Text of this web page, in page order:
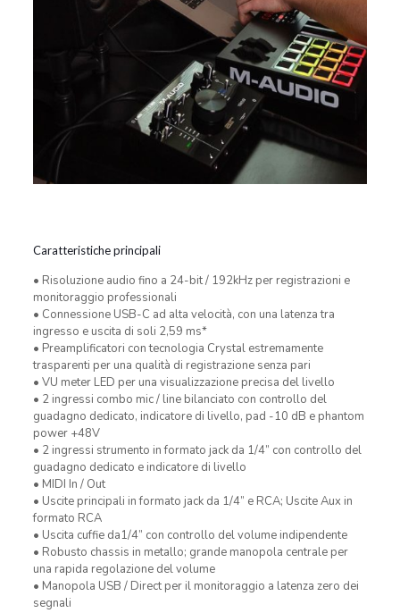
Caratteristiche principali
• Risoluzione audio fino a 24-bit / 192kHz per registrazioni e
monitoraggio professionali
• Connessione USB-C ad alta velocità, con una latenza tra
ingresso e uscita di soli 2,59 ms*
• Preamplificatori con tecnologia Crystal estremamente
trasparenti per una qualità di registrazione senza pari
• VU meter LED per una visualizzazione precisa del livello
• 2 ingressi combo mic / line bilanciato con controllo del
guadagno dedicato, indicatore di livello, pad -10 dB e phantom
power +48V
• 2 ingressi strumento in formato jack da 1/4” con controllo del
guadagno dedicato e indicatore di livello
• MIDI In / Out
• Uscite principali in formato jack da 1/4” e RCA; Uscite Aux in
formato RCA
• Uscita cuffie da1/4” con controllo del volume indipendente
• Robusto chassis in metallo; grande manopola centrale per
una rapida regolazione del volume
• Manopola USB / Direct per il monitoraggio a latenza zero dei
segnali